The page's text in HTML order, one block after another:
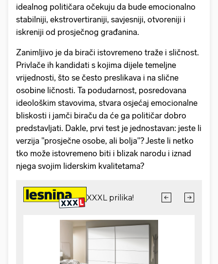
idealnog političara očekuju da bude emocionalno
stabilniji, ekstrovertiraniji, savjesniji, otvoreniji i
iskreniji od prosječnog građanina.
Zanimljivo je da birači istovremeno traže i sličnost.
Privlače ih kandidati s kojima dijele temeljne
vrijednosti, što se često preslikava i na slične
osobine ličnosti. Ta podudarnost, posredovana
ideološkim stavovima, stvara osjećaj emocionalne
bliskosti i jamči biraču da će ga političar dobro
predstavljati. Dakle, prvi test je jednostavan: jeste li
verzija "prosječne osobe, ali bolja"? Jeste li netko
tko može istovremeno biti i blizak narodu i iznad
njega svojim liderskim kvalitetama?